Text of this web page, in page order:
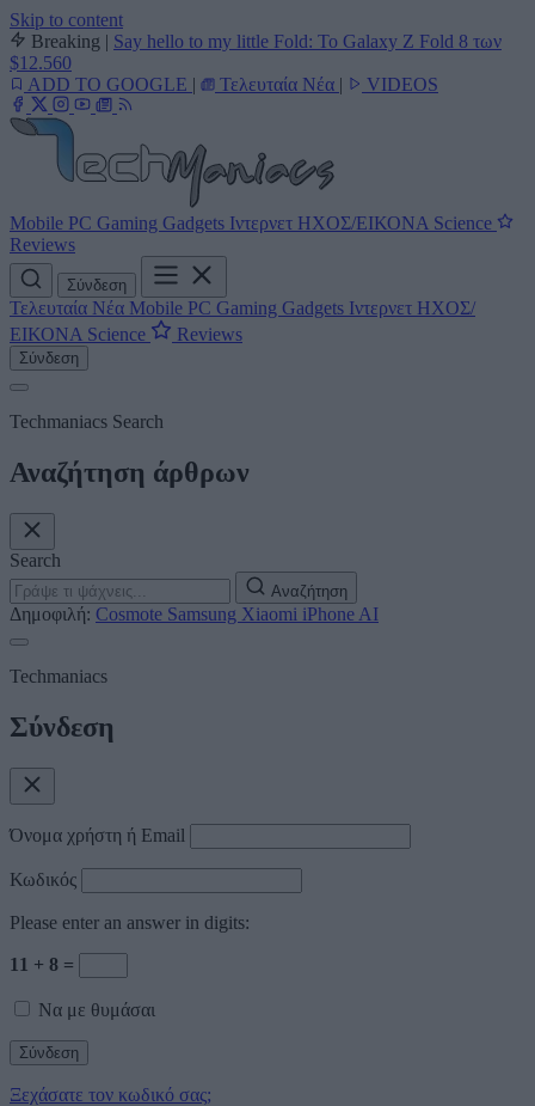
Skip to content
Breaking | Say hello to my little Fold: Το Galaxy Z Fold 8 των
$12.560
ADD TO GOOGLE | Τελευταία Νέα | VIDEOS
Mobile PC Gaming Gadgets Ιντερνετ ΗΧΟΣ/ΕΙΚΟΝΑ Science
Reviews
Σύνδεση
Τελευταία Νέα Mobile PC Gaming Gadgets Ιντερνετ ΗΧΟΣ/
ΕΙΚΟΝΑ Science Reviews
Σύνδεση
Techmaniacs Search
Αναζήτηση άρθρων
Search
Αναζήτηση
Δημοφιλή: Cosmote Samsung Xiaomi iPhone AI
Techmaniacs
Σύνδεση
Όνομα χρήστη ή Email
Κωδικός
Please enter an answer in digits:
11 + 8 =
Να με θυμάσαι
Ξεχάσατε τον κωδικό σας;